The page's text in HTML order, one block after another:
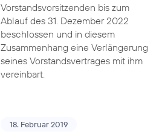
Vorstandsvorsitzenden bis zum
Ablauf des 31. Dezember 2022
beschlossen und in diesem
Zusammenhang eine Verlängerung
seines Vorstandsvertrages mit ihm
vereinbart.
18. Februar 2019